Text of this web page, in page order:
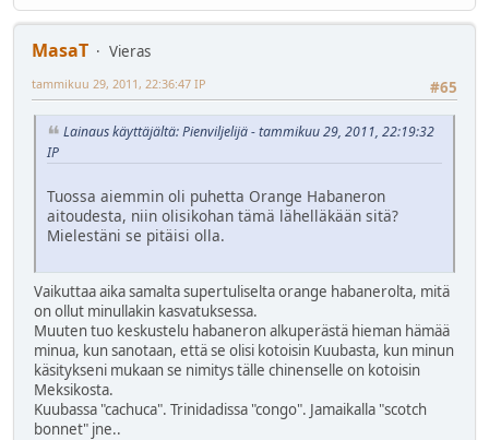
MasaT
Vieras
#65
tammikuu 29, 2011, 22:36:47 IP
Lainaus käyttäjältä: Pienviljelijä - tammikuu 29, 2011, 22:19:32
IP
Tuossa aiemmin oli puhetta Orange Habaneron
aitoudesta, niin olisikohan tämä lähelläkään sitä?
Mielestäni se pitäisi olla.
Vaikuttaa aika samalta supertuliselta orange habanerolta, mitä
on ollut minullakin kasvatuksessa.
Muuten tuo keskustelu habaneron alkuperästä hieman hämää
minua, kun sanotaan, että se olisi kotoisin Kuubasta, kun minun
käsitykseni mukaan se nimitys tälle chinenselle on kotoisin
Meksikosta.
Kuubassa "cachuca". Trinidadissa "congo". Jamaikalla "scotch
bonnet" jne..